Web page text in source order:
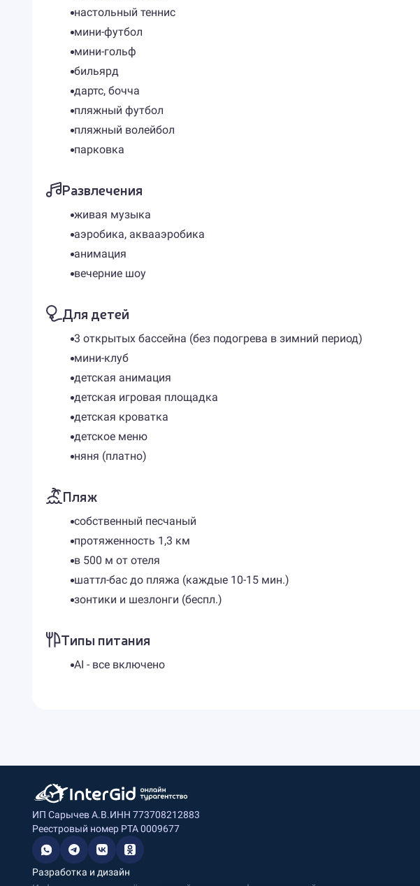
настольный теннис
мини-футбол
мини-гольф
бильярд
дартс, бочча
пляжный футбол
пляжный волейбол
парковка
Развлечения
живая музыка
аэробика, аквааэробика
анимация
вечерние шоу
Для детей
3 открытых бассейна (без подогрева в зимний период)
мини-клуб
детская анимация
детская игровая площадка
детская кроватка
детское меню
няня (платно)
Пляж
собственный песчаный
протяженность 1,3 км
в 500 м от отеля
шаттл-бас до пляжа (каждые 10-15 мин.)
зонтики и шезлонги (беспл.)
Типы питания
AI - все включено
ИП Сарычев А.В.ИНН 773708212883
Реестровый номер РТА 0009677
Разработка и дизайн